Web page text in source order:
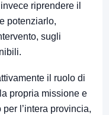
riprendere il
potenziarlo,
sugli
il ruolo di
propria missione e
l’intera provincia,